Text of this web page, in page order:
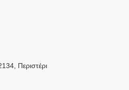
Περιστέρι